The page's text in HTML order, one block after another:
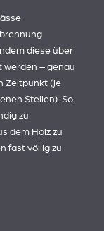
diese über
werden – genau
Zeitpunkt (je
Stellen). So
zu
dem Holz zu
fast völlig zu